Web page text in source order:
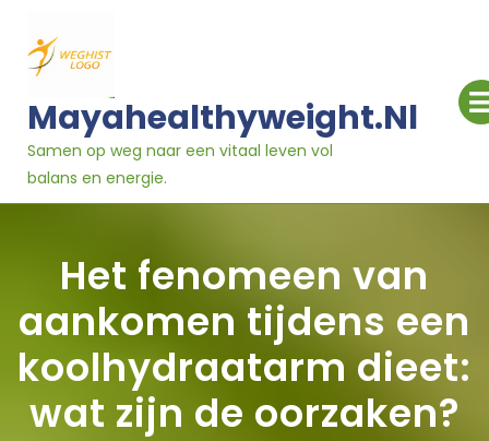
naar
inhoud
Mayahealthyweight.nl
Samen op weg naar een vitaal leven vol
balans en energie.
Het fenomeen van
aankomen tijdens een
koolhydraatarm dieet:
wat zijn de oorzaken?